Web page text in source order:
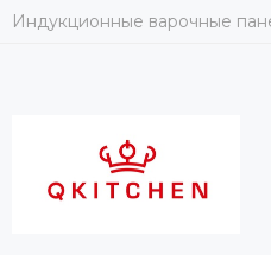
Индукционные варочные